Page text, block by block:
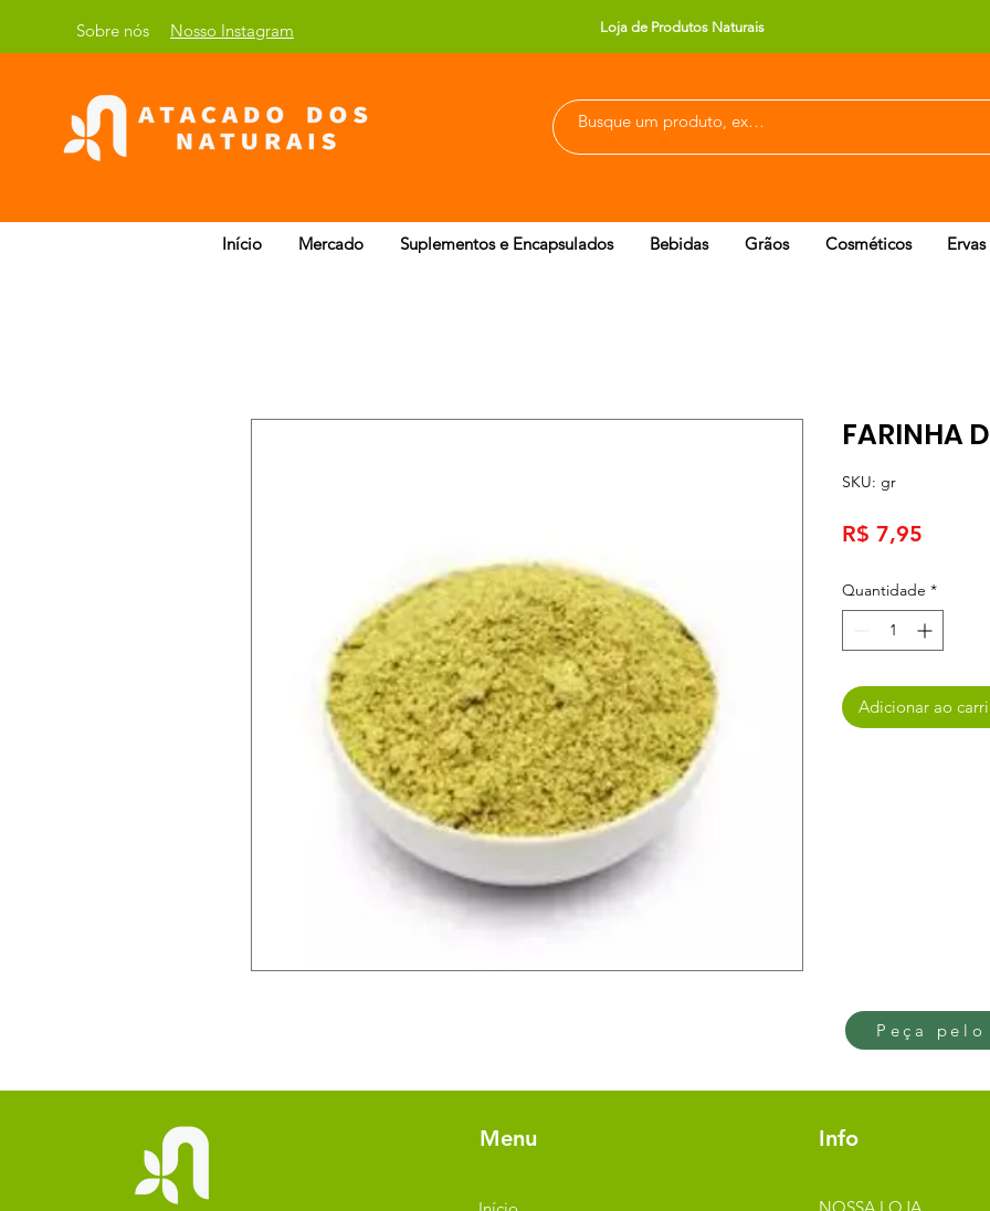
Sobre nós Nosso Instagram Loja de Produtos Naturais
Início Mercado Suplementos e Encapsulados Bebidas Grãos Cosméticos
FARINHA
SKU: gr
R$ 7,95
Quantidade *
Adicionar ao
Peça
Menu Info